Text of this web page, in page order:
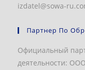
izdatel@sowa-
Партнер По
Официальный
деятельности: